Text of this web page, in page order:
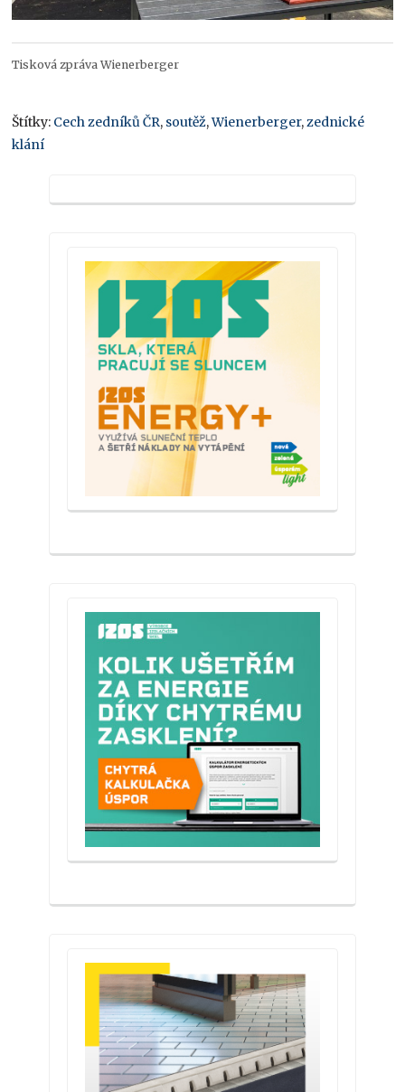
Tisková zpráva Wienerberger
Štítky: Cech zedníků ČR, soutěž,Wienerberger,zednické
klání